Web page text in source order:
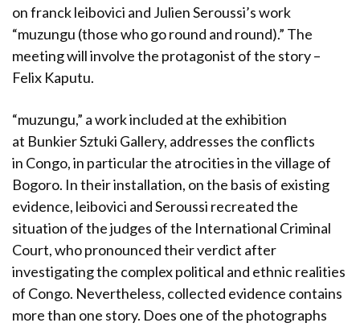
on franck leibovici and Julien Seroussi’s work
“muzungu (those who go round and round).” The
meeting will involve the protagonist of the story –
Felix Kaputu.
“muzungu,” a work included at the exhibition
at Bunkier Sztuki Gallery, addresses the conflicts
in Congo, in particular the atrocities in the village of
Bogoro. In their installation, on the basis of existing
evidence, leibovici and Seroussi recreated the
situation of the judges of the International Criminal
Court, who pronounced their verdict after
investigating the complex political and ethnic realities
of Congo. Nevertheless, collected evidence contains
more than one story. Does one of the photographs